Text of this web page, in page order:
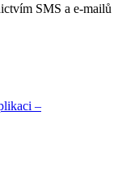
SMS a e-mailů
–